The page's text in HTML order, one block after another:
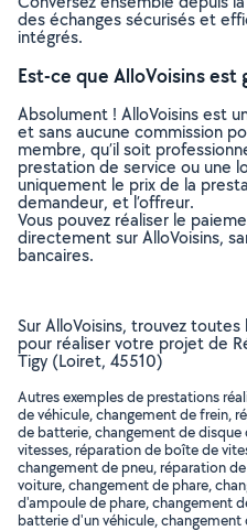
des échanges sécurisés et
intégrés.
Est-ce que AlloVoisins est
Absolument ! AlloVoisins est
et sans aucune commission
membre, qu’il soit
prestation de service ou une
uniquement le prix de la
demandeur, et l’offreur.
Vous pouvez réaliser le
directement sur AlloVoisins,
bancaires.
Sur AlloVoisins, trouvez
pour réaliser votre projet de
Tigy (Loiret, 45510)
Autres exemples de prestations
de véhicule, changement de frein,
de batterie, changement de
vitesses, réparation de boîte de
changement de pneu, réparation
voiture, changement de phare,
d'ampoule de phare, changement
batterie d'un véhicule,